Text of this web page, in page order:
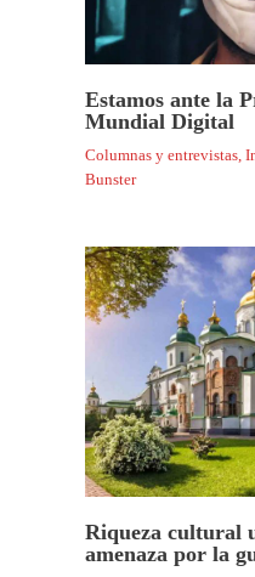
Estamos ante la
Mundial Digital
Columnas y entrevistas,
Bunster
Riqueza cultural
amenaza por la